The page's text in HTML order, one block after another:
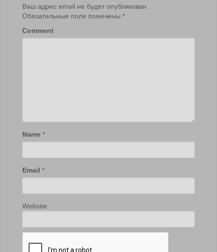
Ваш адрес email не будет опубликован.
Обязательные поля помечены *
Comment
Name *
Email *
Website